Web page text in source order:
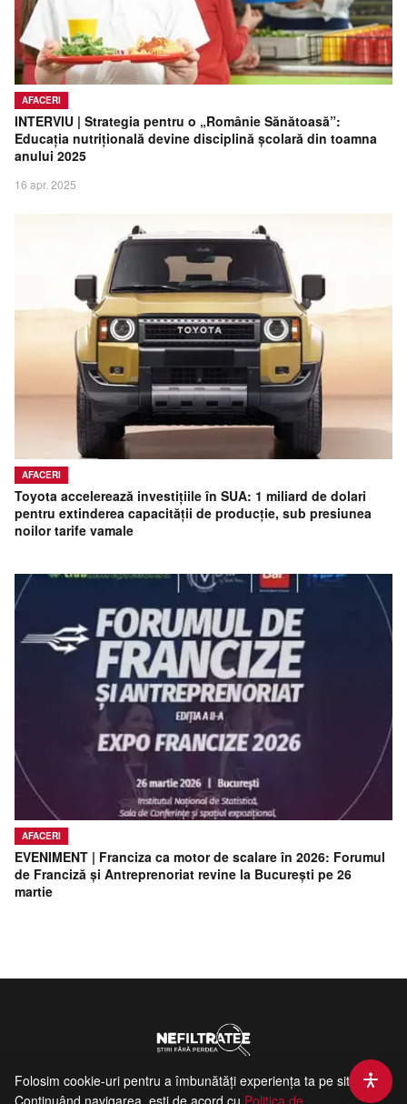
AFACERI
INTERVIU | Strategia pentru o „Românie Sănătoasă”:
Educația nutrițională devine disciplină școlară din toamna
anului 2025
16 apr. 2025
AFACERI
Toyota accelerează investițiile în SUA: 1 miliard de dolari
pentru extinderea capacității de producție, sub presiunea
noilor tarife vamale
AFACERI
EVENIMENT | Franciza ca motor de scalare în 2026: Forumul
de Franciză și Antreprenoriat revine la București pe 26
martie
ContactPolitica de ConfidentialitateTermeni si Conditii
Folosim cookie-uri pentru a îmbunătăți experiența ta pe site.
Continuând navigarea, ești de acord cu Politica de